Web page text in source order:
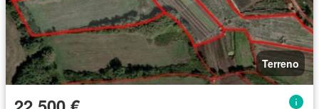
Terreno